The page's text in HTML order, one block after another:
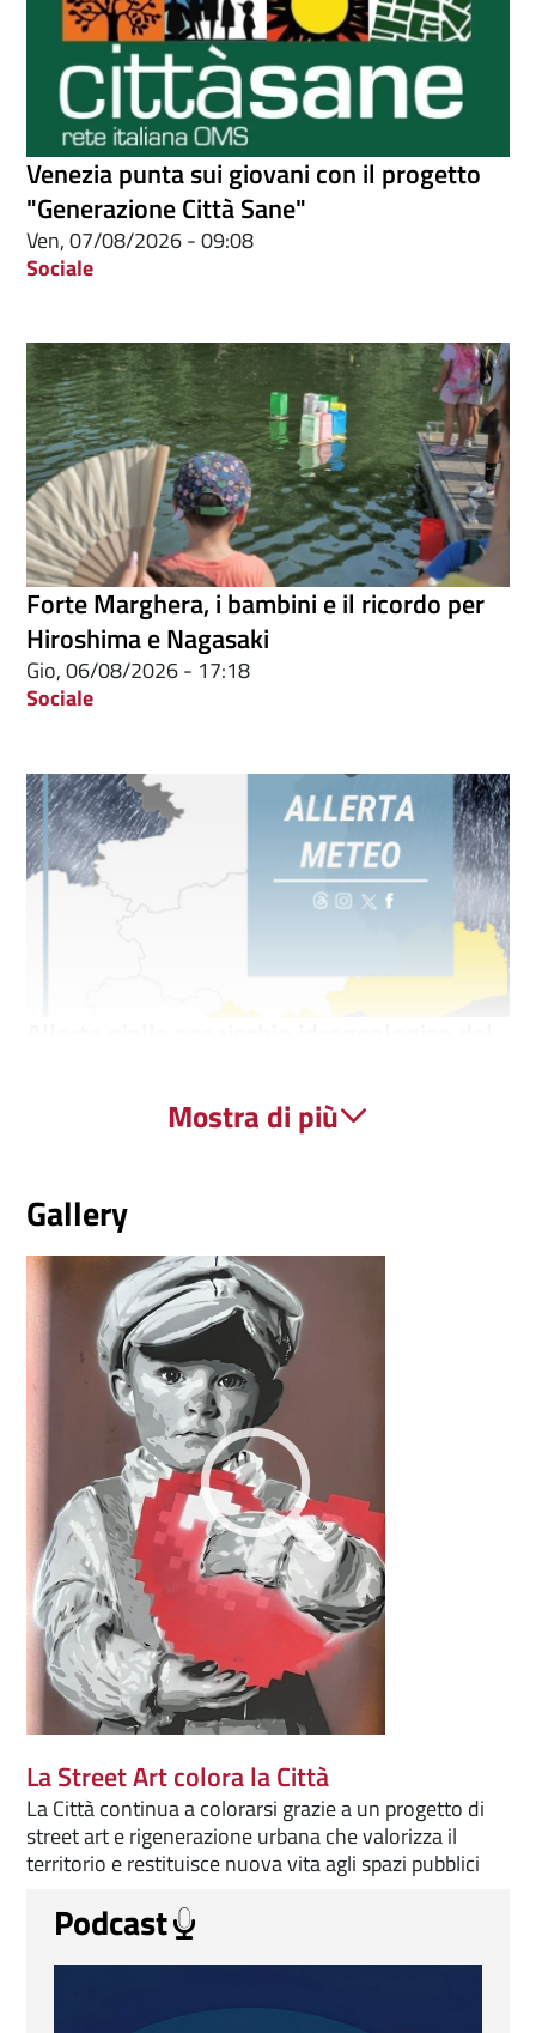
Venezia punta sui giovani con il progetto
"Generazione Città Sane"
Ven, 07/08/2026 - 09:08
Sociale
Forte Marghera, i bambini e il ricordo per
Hiroshima e Nagasaki
Gio, 06/08/2026 - 17:18
Sociale
Gio, 06/08/2026 - 13:58Mostra di più
Gallery
La Street Art colora la Città
La Città continua a colorarsi grazie a un progetto di
street art e rigenerazione urbana che valorizza il
territorio e restituisce nuova vita agli spazi pubblici
Podcast